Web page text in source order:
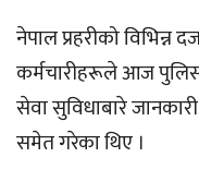
नेपाल प्रहरीको विभिन्न
कर्मचारीहरूले आज पुलिस
सेवा सुविधाबारे
समेत गरेका थिए ।